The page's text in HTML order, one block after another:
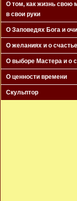
О том, как жизнь свою
в свои руки
О Заповедях Бога и
О желаниях и о счастье
О выборе Мастера и о
О ценности времени
Скульптор